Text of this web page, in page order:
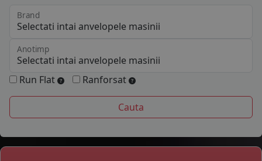
Brand
Anotimp
Run Flat Ranforsat